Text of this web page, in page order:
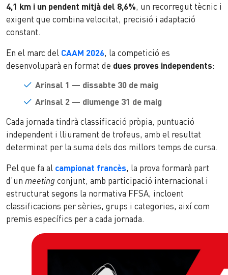
4,1 km i un pendent mitjà del 8,6%, un recorregut tècnic i
exigent que combina velocitat, precisió i adaptació
constant.
En el marc del CAAM 2026, la competició es
desenvoluparà en format de dues proves independents:
Arinsal 1 — dissabte 30 de maig
Arinsal 2 — diumenge 31 de maig
Cada jornada tindrà classificació pròpia, puntuació
independent i lliurament de trofeus, amb el resultat
determinat per la suma dels dos millors temps de cursa.
Pel que fa al campionat francès, la prova formarà part
d’un meeting conjunt, amb participació internacional i
estructurat segons la normativa FFSA, incloent
classificacions per sèries, grups i categories, així com
premis específics per a cada jornada.